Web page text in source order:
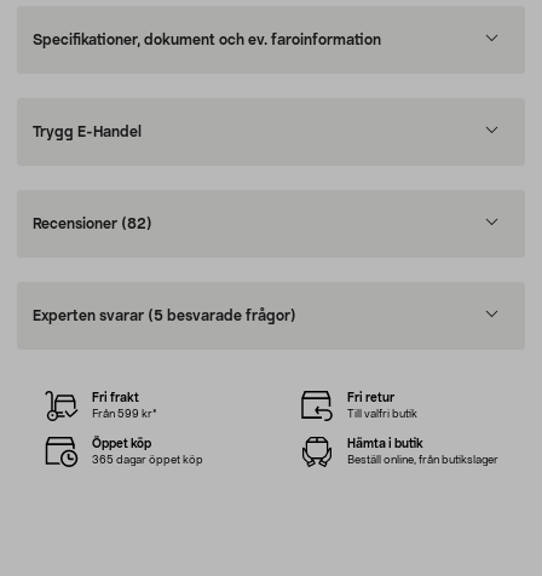
Specifikationer, dokument och ev. faroinformation
Trygg E-Handel
Recensioner (82)
Experten svarar (5 besvarade frågor)
Fri frakt
Från 599 kr*
Fri retur
Till valfri butik
Öppet köp
365 dagar öppet köp
Hämta i butik
Beställ online, från butikslager